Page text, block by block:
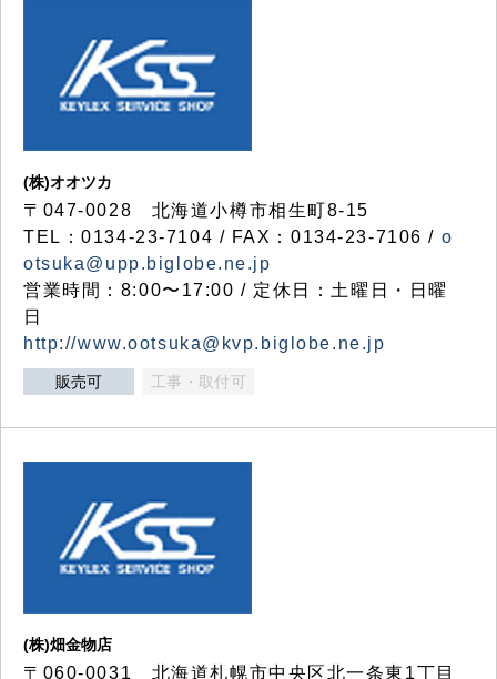
(株)オオツカ
〒047-0028 北海道小樽市相生町8-15
TEL：0134-23-7104 / FAX：0134-23-7106 / o
otsuka@upp.biglobe.ne.jp
営業時間：8:00〜17:00 / 定休日：土曜日・日曜
日
http://www.ootsuka@kvp.biglobe.ne.jp
販売可 工事・取付可
(株)畑金物店
〒060-0031 北海道札幌市中央区北一条東1丁目